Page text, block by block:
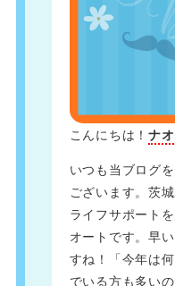
こんにちは！ ナ
いつも当ブログ
ございます。茨
ライフサポート
オートです。早
すね！「今年は
でいる方も多い